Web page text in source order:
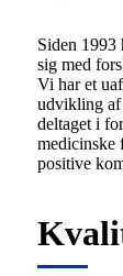
Siden
sig med
Vi har et
udvikling af
deltaget i
medicinske
positive